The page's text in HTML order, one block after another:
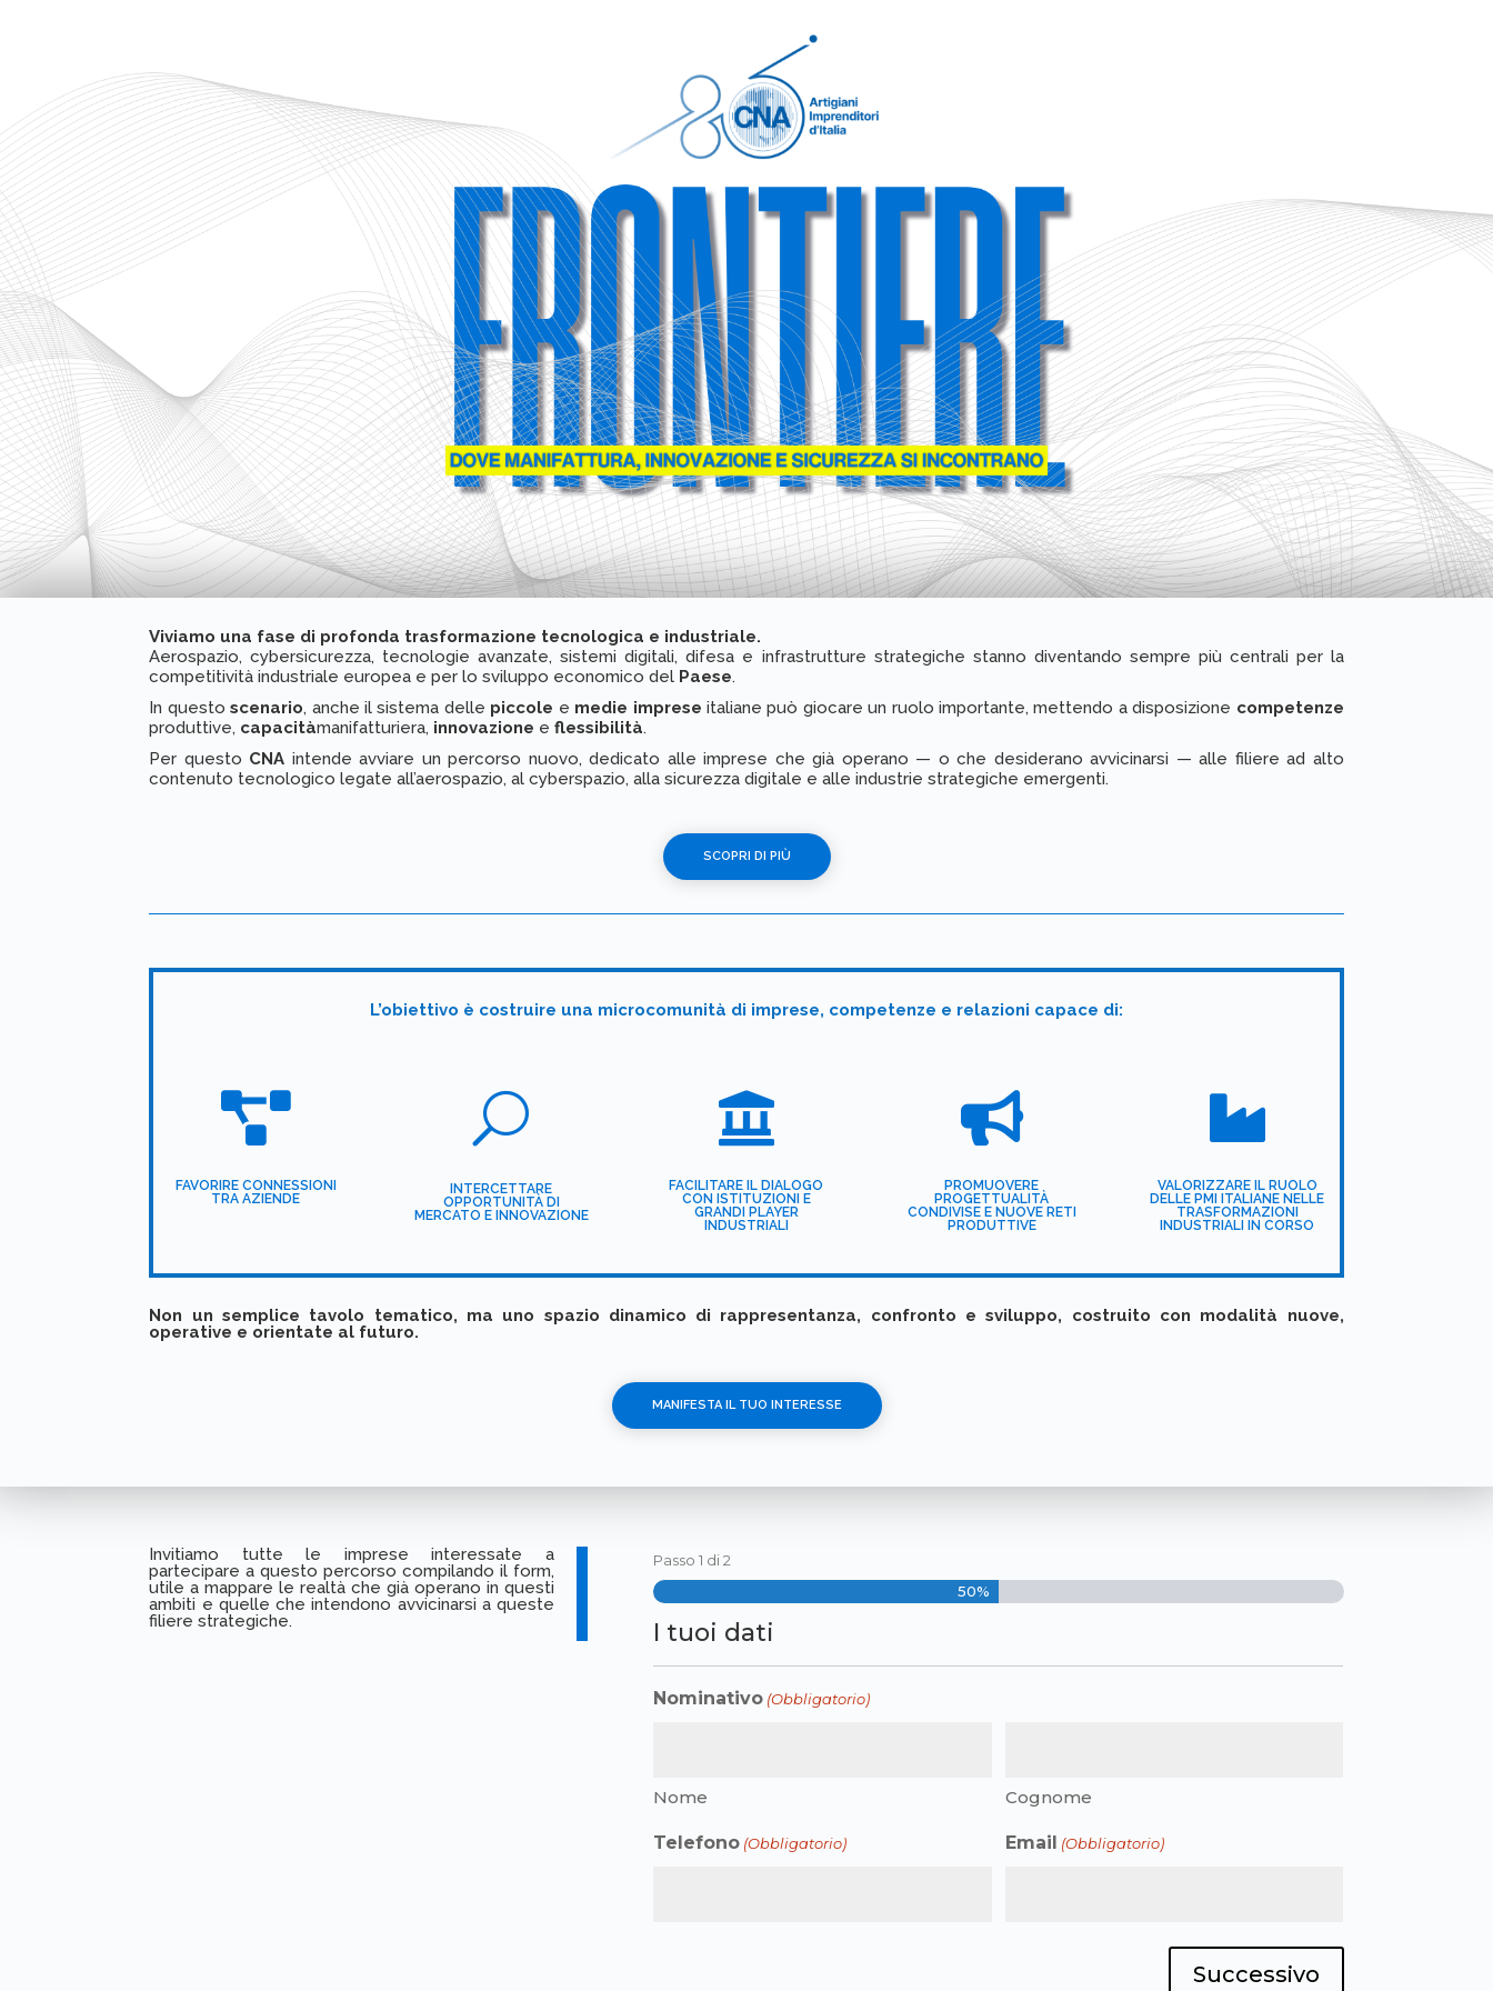
Viviamo una fase di profonda trasformazione tecnologica e industriale.
Aerospazio, cybersicurezza, tecnologie avanzate, sistemi digitali, difesa e infrastrutture strategiche stanno diventando sempre più centrali per la
competitività industriale europea e per lo sviluppo economico del Paese.
In questoscenario, anche il sistema delle piccole e medie imprese italiane può giocare un ruolo importante, mettendo a disposizione competenze
produttive, capacitàmanifatturiera, innovazione eflessibilità.
Per questo CNA intende avviare un percorso nuovo, dedicato alle imprese che già operano — o che desiderano avvicinarsi — alle filiere ad alto
contenuto tecnologico legate all’aerospazio, al cyberspazio, alla sicurezza digitale e alle industrie strategiche emergenti.
SCOPRI DI PIÙ
L’obiettivo è costruire una microcomunità di imprese, competenze e relazioni capace di:

FAVORIRE CONNESSIONI
TRA AZIENDE
U
INTERCETTARE
OPPORTUNITÀ DI
MERCATO E INNOVAZIONE

FACILITARE IL DIALOGO
CON ISTITUZIONI E
GRANDI PLAYER
INDUSTRIALI

PROMUOVERE
PROGETTUALITÀ
CONDIVISE E NUOVE RETI
PRODUTTIVE

VALORIZZARE IL RUOLO
DELLE PMI ITALIANE NELLE
TRASFORMAZIONI
INDUSTRIALI IN CORSO
Non un semplice tavolo tematico, ma uno spazio dinamico di rappresentanza, confronto e sviluppo, costruito con modalità nuove,
operative e orientate al futuro.
MANIFESTA IL TUO INTERESSE
Invitiamo tutte le imprese interessate a
partecipare a questo percorso compilando il form,
utile a mappare le realtà che già operano in questi
ambiti e quelle che intendono avvicinarsi a queste
filiere strategiche.
Passo1 di2
50%
I tuoi dati
Nominativo (Obbligatorio)
Nome Cognome
Telefono (Obbligatorio) Email (Obbligatorio)
Successivo